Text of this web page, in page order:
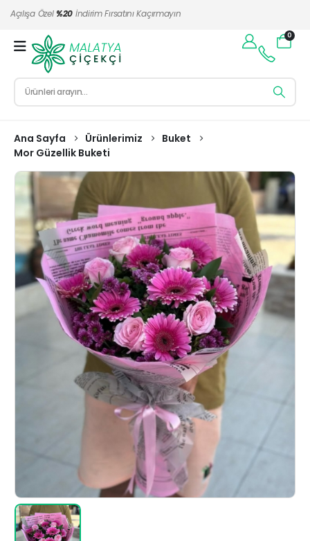
Açılışa Özel %20 İndirim Fırsatını Kaçırmayın
0
Ana Sayfa Ürünlerimiz
Buket
Mor Güzellik Buketi